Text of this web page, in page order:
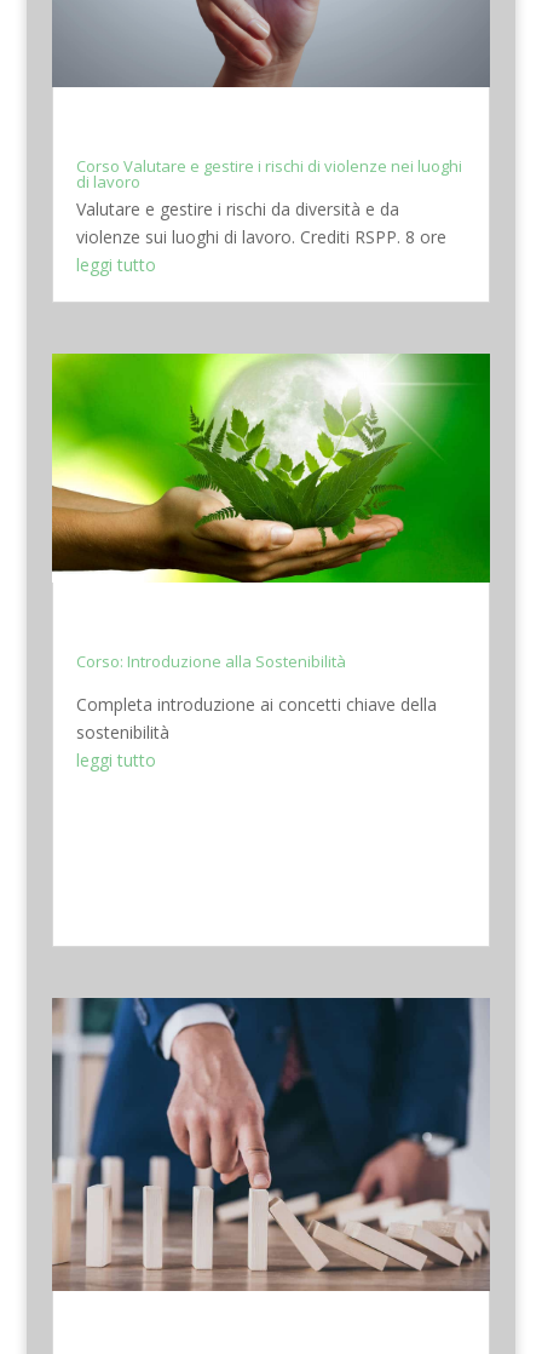
Corso Valutare e gestire i rischi di violenze nei luoghi
di lavoro
Valutare e gestire i rischi da diversità e da
violenze sui luoghi di lavoro. Crediti RSPP. 8 ore
leggi tutto
Corso: Introduzione alla Sostenibilità
Completa introduzione ai concetti chiave della
sostenibilità
leggi tutto